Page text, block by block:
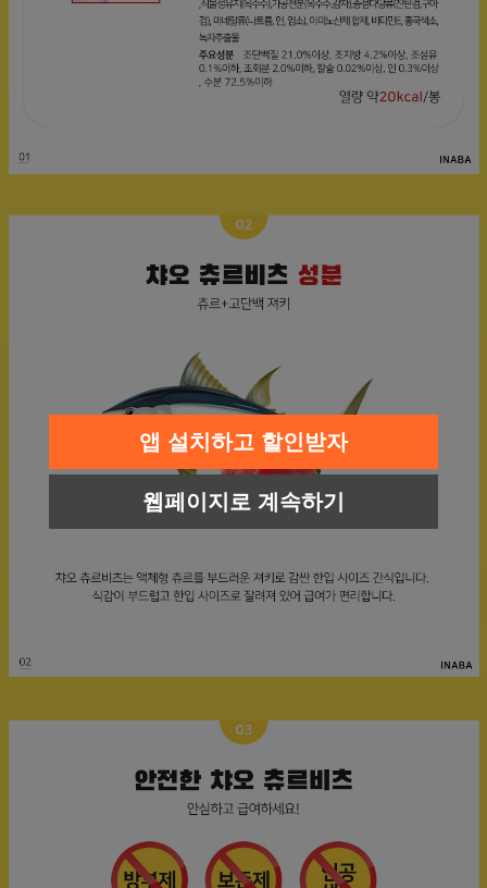
앱 설치하고 할인받자
웹페이지로 계속하기